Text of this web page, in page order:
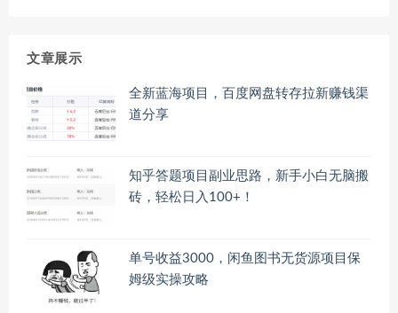
文章展示
全新蓝海项目，百度网盘转存拉新赚钱渠
道分享
知乎答题项目副业思路，新手小白无脑搬
砖，轻松日入100+！
单号收益3000，闲鱼图书无货源项目保
姆级实操攻略